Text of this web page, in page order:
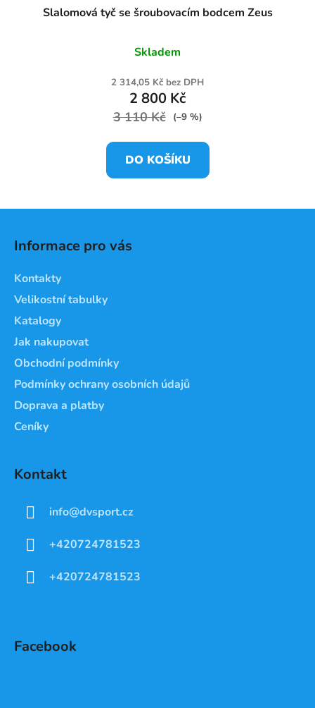
Slalomová tyč se šroubovacím bodcem Zeus
Skladem
2 314,05 Kč bez DPH
2 800 Kč
3 110 Kč (–9 %)
DO KOŠÍKU
Informace pro vás
Kontakty
Velikostní tabulky
Katalogy
Jak nakupovat
Obchodní podmínky
Podmínky ochrany osobních údajů
Doprava a platby
Ceníky
Kontakt
info@dvsport.cz
+420724781523
+420724781523
Facebook